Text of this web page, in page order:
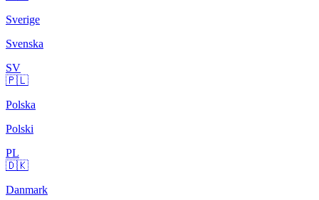
Sverige
Svenska
SV
🇵🇱
Polska
Polski
PL
🇩🇰
Danmark